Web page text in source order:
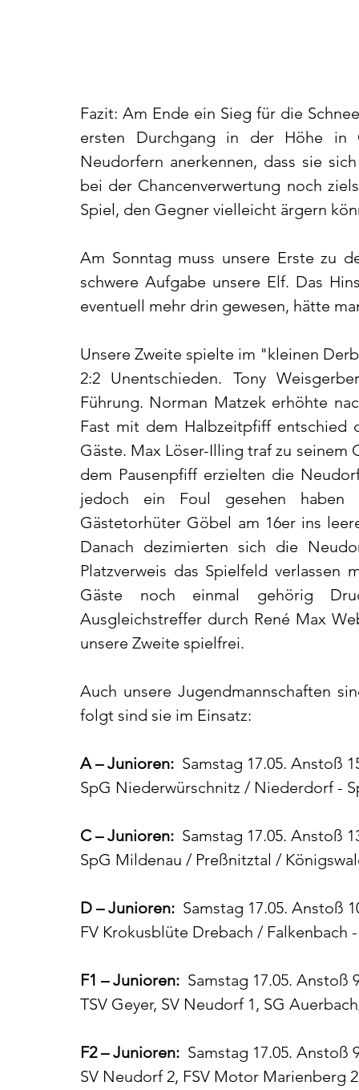
Fazit: Am Ende ein Sieg für die
ersten Durchgang in der Höhe in
Neudorfern anerkennen, dass sie
bei der Chancenverwertung noch
Spiel, den Gegner vielleicht ärgern
Am Sonntag muss unsere Erste zu
schwere Aufgabe unsere Elf. Das
eventuell mehr drin gewesen, hätte
Unsere Zweite spielte im "kleinen
2:2 Unentschieden. Tony
Führung. Norman Matzek erhöhte
Fast mit dem Halbzeitpfiff entschied
Gäste. Max Löser-Illing traf zu seinem
dem Pausenpfiff erzielten die
jedoch ein Foul gesehen
Gästetorhüter Göbel am 16er ins
Danach dezimierten sich die
Platzverweis das Spielfeld verlassen
Gäste noch einmal gehörig
Ausgleichstreffer durch René Max
unsere Zweite spielfrei.
Auch unsere Jugendmannschaften
folgt sind sie im Einsatz:
A – Junioren: Samstag 17.05. Anstoß
SpG Niederwürschnitz / Niederdorf -
C – Junioren: Samstag 17.05. Anstoß
SpG Mildenau / Preßnitztal /
D – Junioren: Samstag 17.05. Anstoß
FV Krokusblüte Drebach / Falkenbach
F1 – Junioren: Samstag 17.05. Anstoß
TSV Geyer, SV Neudorf 1, SG
F2 – Junioren: Samstag 17.05. Anstoß
SV Neudorf 2, FSV Motor Marienberg